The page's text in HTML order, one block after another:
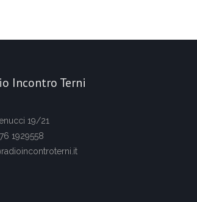
Incontro Terni
19/21
1929558